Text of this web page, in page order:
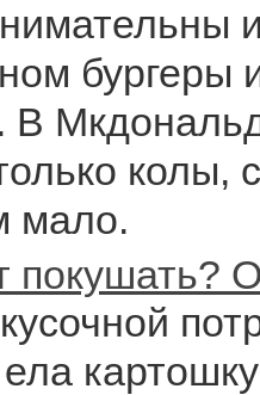
бургеры
В
колы,
мало.
покушать?